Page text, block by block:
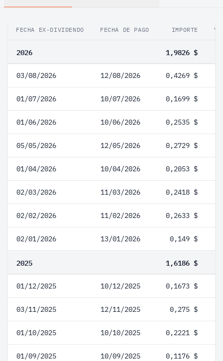
FECHA EX-DIVIDENDO FECHA DE PAGO IMPORTE
2026 1,9826 $
03/08/2026 12/08/2026 0,4269 $
01/07/2026 10/07/2026 0,1699 $
01/06/2026 10/06/2026 0,2535 $
05/05/2026 12/05/2026 0,2729 $
01/04/2026 10/04/2026 0,2053 $
02/03/2026 11/03/2026 0,2418 $
02/02/2026 11/02/2026 0,2633 $
02/01/2026 13/01/2026 0,149 $
2025 1,6186 $
01/12/2025 10/12/2025 0,1673 $
03/11/2025 12/11/2025 0,275 $
01/10/2025 10/10/2025 0,2221 $
01/09/2025 10/09/2025 0,1176 $